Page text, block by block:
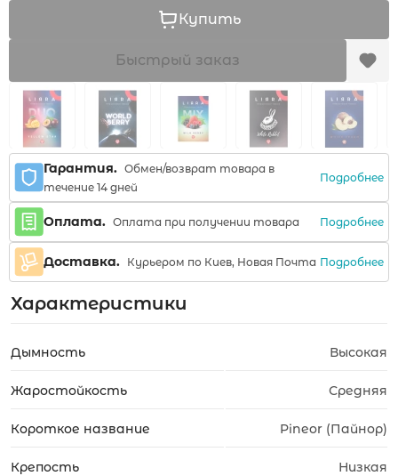
Купить
Быстрый заказ
Гарантия. Обмен/возврат товара в
течение 14 дней
Подробнее
Оплата. Оплата при получении товара Подробнее
Доставка. Курьером по Киев, Новая Почта Подробнее
Характеристики
Дымность Высокая
Жаростойкость Средняя
Короткое название Pineor (Пайнор)
Крепость Низкая